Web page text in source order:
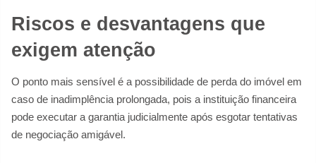
Riscos e desvantagens que
exigem atenção
O ponto mais sensível é a possibilidade de perda do imóvel em
caso de inadimplência prolongada, pois a instituição financeira
pode executar a garantia judicialmente após esgotar tentativas
de negociação amigável.